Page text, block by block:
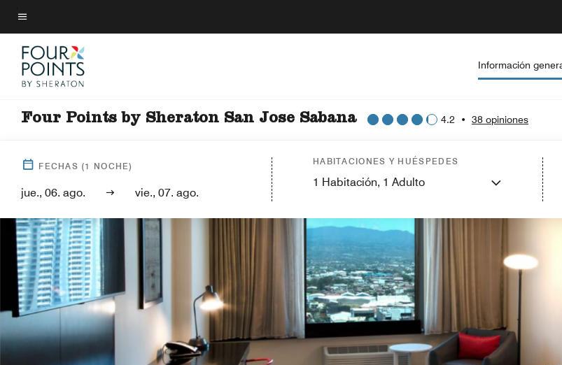
Skip
to
main
content
Texto del menú
Información
Four Points by Sheraton San Jose Sabana 4.2 • 38 opiniones
FECHAS (1 NOCHE)
jue., 06. ago. vie., 07. ago.
HABITACIONES Y HUÉSPEDES
1 Habitación, 1 Adulto